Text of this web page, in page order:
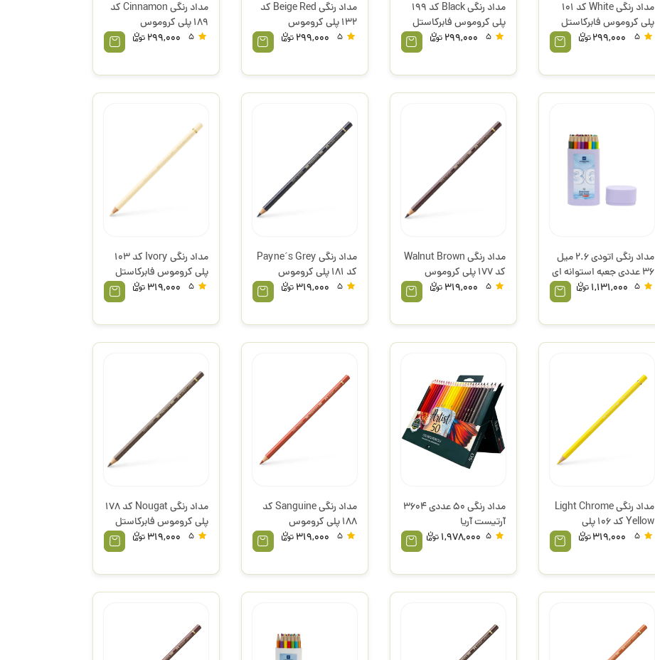
مداد رنگی White کد 101
پلی کروموس فابرکاستل
5
299,000
مداد رنگی Black کد 199
پلی کروموس فابرکاستل
5
299,000
مداد رنگی Beige Red کد
132 پلی کروموس
فابرکاستل
5
299,000
مداد رنگی Cinnamon کد
189 پلی کروموس
فابرکاستل299,000
مداد رنگی اتودی 2.6 میل
36 عددی جعبه استوانه ای
CP26-36 اورلست سی
5
1,131,000
مداد رنگی Walnut Brown
کد 177 پلی کروموس
فابرکاستل
5
319,000
مداد رنگی Payne´s Grey
کد 181 پلی کروموس
فابرکاستل
5
319,000
مداد رنگی Ivory کد 103
پلی کروموس فابرکاستل
319,000
مداد رنگی Light Chrome
Yellow کد 106 پلی
کروموس فابرکاستل
5
319,000
مداد رنگی 50 عددی 3604
آرتیست آریا
5
1,978,000
مداد رنگی Sanguine کد
188 پلی کروموس
فابرکاستل
5
319,000
مداد رنگی Nougat کد 178
پلی کروموس فابرکاستل
319,000